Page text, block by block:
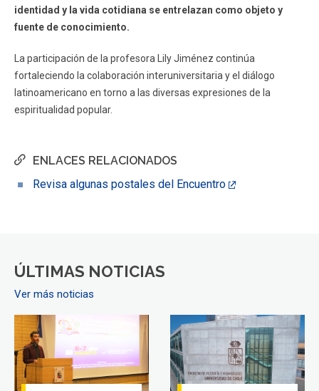
ENLACES RELACIONADOS
Revisa algunas postales del Encuentro
identidad y la vida cotidiana se entrelazan como objeto y
fuente de conocimiento.
La participación de la profesora Lily Jiménez continúa
fortaleciendo la colaboración interuniversitaria y el diálogo
latinoamericano en torno a las diversas expresiones de la
espiritualidad popular.
ÚLTIMAS NOTICIAS
Ver más noticias